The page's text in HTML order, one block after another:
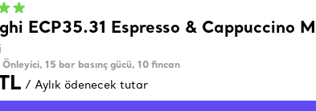
ECP35.31 Espresso & Cappuccino
15 bar basınç gücü, 10 fincan
/ Aylık ödenecek tutar